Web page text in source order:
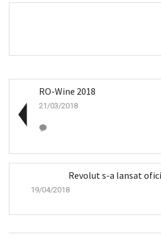
RO-Wine 2018
21/03/2018
Revolut s-a lansat
19/04/2018